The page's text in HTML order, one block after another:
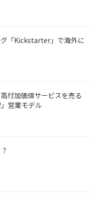
「Kickstarter」で海外に
付加価値サービスを売る
」営業モデル